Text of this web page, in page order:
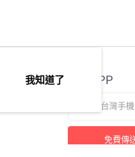
官方APP
免費傳
我知道了